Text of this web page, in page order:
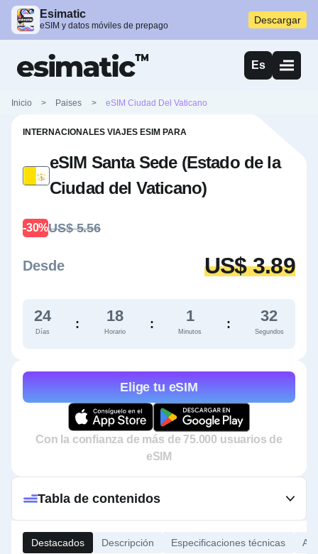
Esimatic
eSIM y datos móviles de prepago Descargar
Es
Inicio > Paises > eSIM Ciudad Del Vaticano
INTERNACIONALES VIAJES ESIM PARA
eSIM Santa Sede (Estado de la
Ciudad del Vaticano)
-30%US$ 5.56
Desde US$ 3.89
24
Días
: 18
Horario
: 1
Minutos
: 31
Segundos
Elige tu eSIM
Con la confianza de más de 75.000 usuarios de
eSIM
Destacados Descripción Especificaciones técnicas
Tabla de contenidos